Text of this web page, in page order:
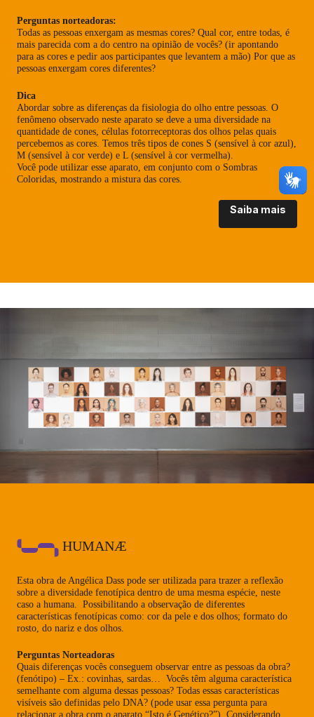
Perguntas norteadoras:
Todas as pessoas enxergam as mesmas cores? Qual cor, entre todas, é
mais parecida com a do centro na opinião de vocês? (ir apontando
para as cores e pedir aos participantes que levantem a mão) Por que as
pessoas enxergam cores diferentes?
Dica
Abordar sobre as diferenças da fisiologia do olho entre pessoas. O
fenômeno observado neste aparato se deve a uma diversidade na
quantidade de cones, células fotorreceptoras dos olhos pelas quais
percebemos as cores. Temos três tipos de cones S (sensível à cor azul),
M (sensível à cor verde) e L (sensível à cor vermelha).
Você pode utilizar esse aparato, em conjunto com o Sombras
Coloridas, mostrando a mistura das cores.
Saiba mais
HUMANÆ
Esta obra de Angélica Dass pode ser utilizada para trazer a reflexão
sobre a diversidade fenotípica dentro de uma mesma espécie, neste
caso a humana. Possibilitando a observação de diferentes
características fenotípicas como: cor da pele e dos olhos; formato do
rosto, do nariz e dos olhos.
Perguntas Norteadoras
Quais diferenças vocês conseguem observar entre as pessoas da obra?
(fenótipo) – Ex.: covinhas, sardas… Vocês têm alguma característica
semelhante com alguma dessas pessoas? Todas essas características
visíveis são definidas pelo DNA? (pode usar essa pergunta para
relacionar a obra com o aparato “Isto é Genético?”). Considerando